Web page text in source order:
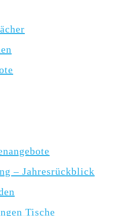
– Jahresrückblick
Tische